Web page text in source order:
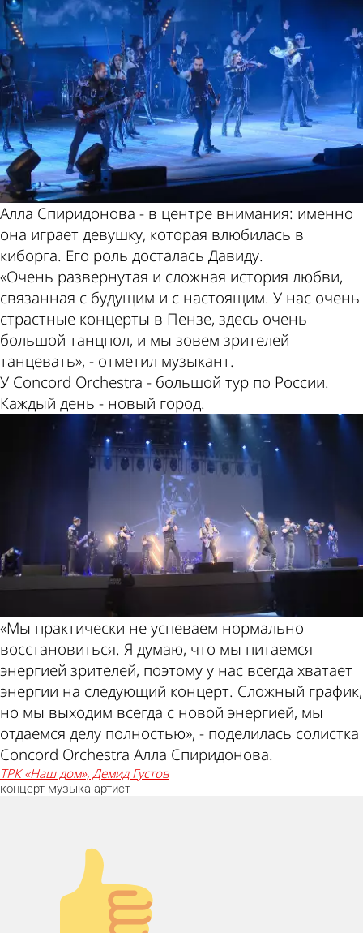
Алла Спиридонова - в центре внимания: именно
она играет девушку, которая влюбилась в
киборга. Его роль досталась Давиду.
«Очень развернутая и сложная история любви,
связанная с будущим и с настоящим. У нас очень
страстные концерты в Пензе, здесь очень
большой танцпол, и мы зовем зрителей
танцевать», - отметил музыкант.
У Concord Orchestra - большой тур по России.
Каждый день - новый город.
«Мы практически не успеваем нормально
восстановиться. Я думаю, что мы питаемся
энергией зрителей, поэтому у нас всегда хватает
энергии на следующий концерт. Сложный график,
но мы выходим всегда с новой энергией, мы
отдаемся делу полностью», - поделилась солистка
Concord Orchestra Алла Спиридонова.
ТРК «Наш дом», Демид Густов
концерт музыка артист
Палец вверх!